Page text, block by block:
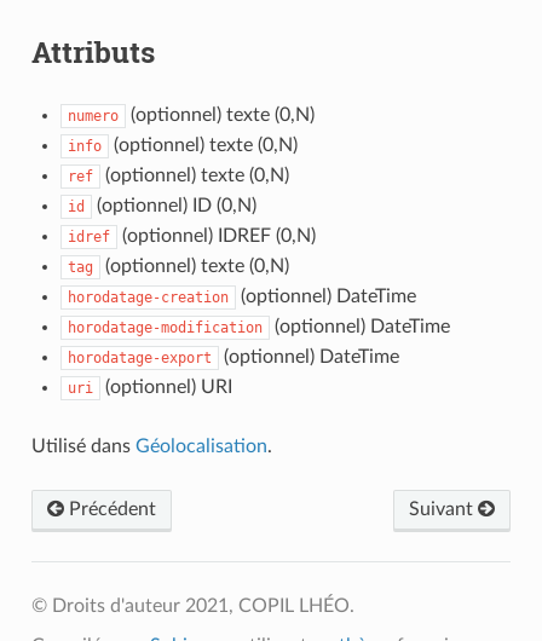
Attributs
numero (optionnel) texte (0,N)
info (optionnel) texte (0,N)
ref (optionnel) texte (0,N)
id (optionnel) ID (0,N)
idref (optionnel) IDREF (0,N)
tag (optionnel) texte (0,N)
horodatage-creation (optionnel) DateTime
horodatage-modification (optionnel) DateTime
horodatage-export (optionnel) DateTime
uri (optionnel) URI
Utilisé dans Géolocalisation.
Précédent Suivant
© Droits d'auteur 2021, COPIL LHÉO.